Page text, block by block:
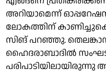
അറിയാമെന്ന്
ലോകത്തിന്
സിങ് പറഞ്ഞു.
ഹൈദരാബാദിൽ
പരിപാടിയിലായിരുന്നു